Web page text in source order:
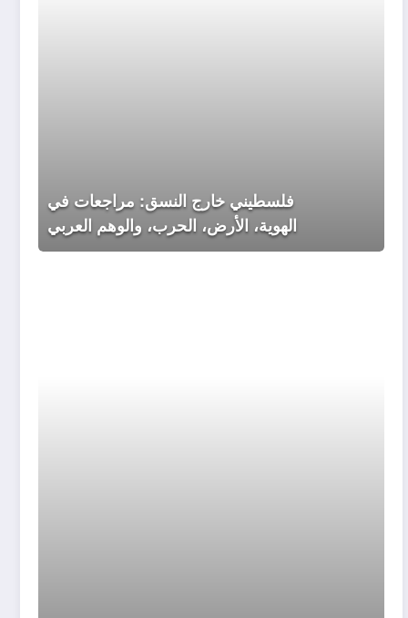
فلسطيني خارج النسق: مراجعات في
الهوية، الأرض، الحرب، والوهم العربي